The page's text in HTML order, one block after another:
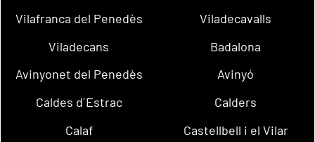
Vilafranca del Penedès
Viladecavalls
Viladecans
Badalona
Avinyonet del Penedès
Avinyó
Caldes d´Estrac
Calders
Calaf
Castellbell i el Vilar